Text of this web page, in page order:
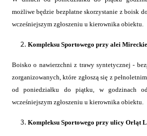
możliwe będzie bezpłatne skorzystanie z boisk
wcześniejszym zgłoszeniu u kierownika obiektu.
Kompleksu Sportowego przy alei
Boisko o nawierzchni z trawy syntetycznej -
zorganizowanych, które zgłoszą się z
od poniedziałku do piątku, w godzinach
wcześniejszym zgłoszeniu u kierownika obiektu.
Kompleksu Sportowego przy ulicy Orląt